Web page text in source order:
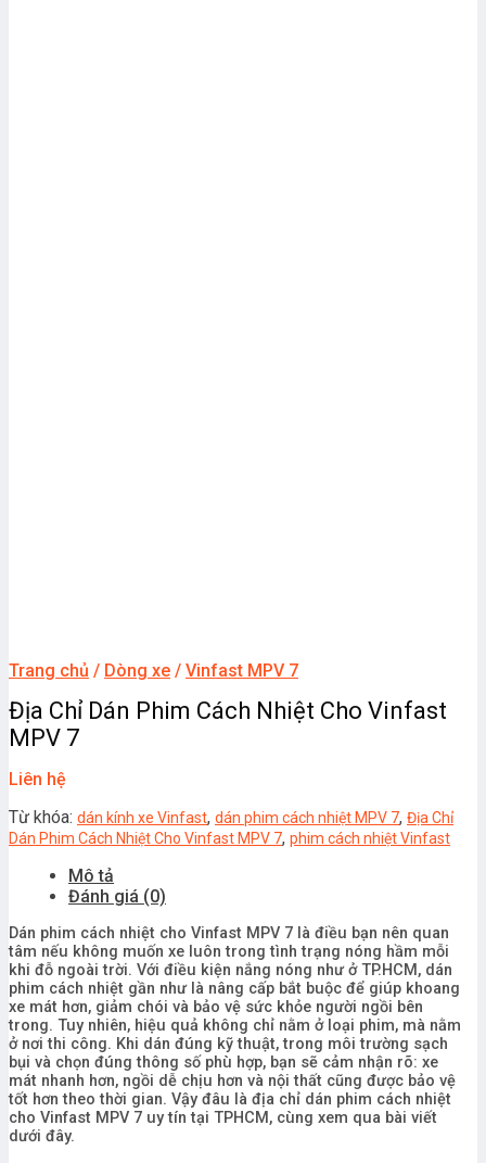
Trang chủ / Dòng xe / Vinfast MPV 7
Địa Chỉ Dán Phim Cách Nhiệt Cho Vinfast
MPV 7
Liên hệ
Từ khóa: dán kính xe Vinfast, dán phim cách nhiệt MPV 7, Địa Chỉ
Dán Phim Cách Nhiệt Cho Vinfast MPV 7, phim cách nhiệt Vinfast
Mô tả
Đánh giá (0)
Dán phim cách nhiệt cho Vinfast MPV 7 là điều bạn nên quan
tâm nếu không muốn xe luôn trong tình trạng nóng hầm mỗi
khi đỗ ngoài trời. Với điều kiện nắng nóng như ở TP.HCM, dán
phim cách nhiệt gần như là nâng cấp bắt buộc để giúp khoang
xe mát hơn, giảm chói và bảo vệ sức khỏe người ngồi bên
trong. Tuy nhiên, hiệu quả không chỉ nằm ở loại phim, mà nằm
ở nơi thi công. Khi dán đúng kỹ thuật, trong môi trường sạch
bụi và chọn đúng thông số phù hợp, bạn sẽ cảm nhận rõ: xe
mát nhanh hơn, ngồi dễ chịu hơn và nội thất cũng được bảo vệ
tốt hơn theo thời gian. Vậy đâu là địa chỉ dán phim cách nhiệt
cho Vinfast MPV 7 uy tín tại TPHCM, cùng xem qua bài viết
dưới đây.